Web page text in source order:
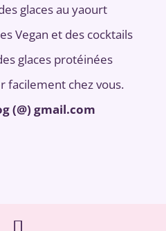
glaces au yaourt
Vegan et des cocktails
glaces protéinées
facilement chez vous.
(@) gmail.com